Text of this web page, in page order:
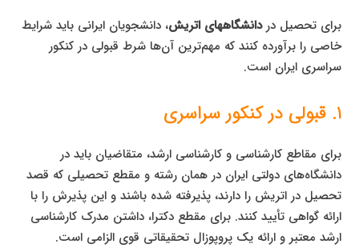
برای تحصیل دردانشگاههای اتریش، دانشجویان ایرانی باید شرایط
خاصی را برآورده کنند که مهم‌ترین آن‌ها شرط قبولی در کنکور
سراسری ایران است.
۱. قبولی در کنکور سراسری
برای مقاطع کارشناسی و کارشناسی ارشد، متقاضیان باید در
دانشگاه‌های دولتی ایران در همان رشته و مقطع تحصیلی که قصد
تحصیل در اتریش را دارند، پذیرفته شده باشند و این پذیرش را با
ارائه گواهی تأیید کنند. برای مقطع دکترا، داشتن مدرک کارشناسی
ارشد معتبر و ارائه یک پروپوزال تحقیقاتی قوی الزامی است.